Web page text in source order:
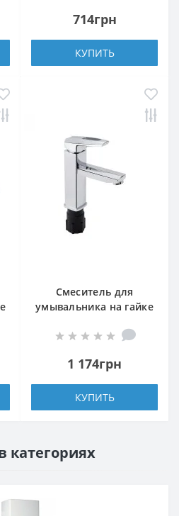
714грн
КУПИТЬ
Смеситель для
умывальника на гайке
001F (13 33 001 00)
1 174грн
КУПИТЬ
категориях